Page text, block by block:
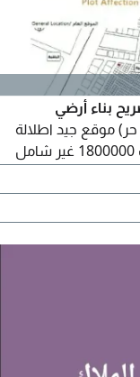
بناء أرضي
- 3229 قدم (تملك حر) موقع جيد اطلالة
على شارع الشيخ مدينة محمد بن زايد مطلوب 1800000 غير شامل